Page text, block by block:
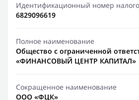
Идентификационный номер
6829096619
Полное наименование
Общество с ограниченной
«ФИНАНСОВЫЙ ЦЕНТР КАПИТАЛ»
Сокращенное наименование
ООО «ФЦК»